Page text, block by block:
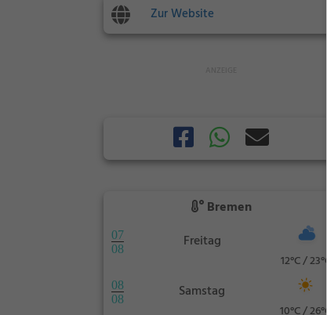
Zur Website
Bremen
07
08
Freitag
12°C / 23°C
08
08
Samstag
10°C / 26°C